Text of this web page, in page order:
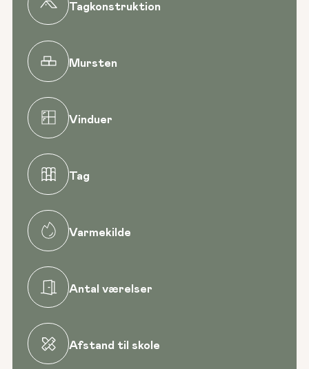
Tagkonstruktion
Mursten
Vinduer
Tag
Varmekilde
Antal værelser
Afstand til skole